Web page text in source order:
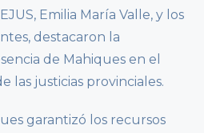
Emilia María Valle, y los
destacaron la
de Mahiques en el
las justicias provinciales.
garantizó los recursos